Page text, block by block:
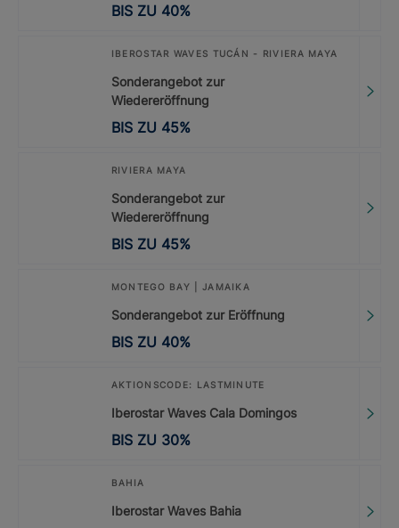
BIS ZU 40%
IBEROSTAR WAVES TUCÁN - RIVIERA MAYA
Sonderangebot zur
Wiedereröffnung
BIS ZU 45%
RIVIERA MAYA
Sonderangebot zur
Wiedereröffnung
BIS ZU 45%
MONTEGO BAY | JAMAIKA
Sonderangebot zur Eröffnung
BIS ZU 40%
AKTIONSCODE: LASTMINUTE
Iberostar Waves Cala Domingos
BIS ZU 30%
BAHIA
Iberostar Waves Bahia